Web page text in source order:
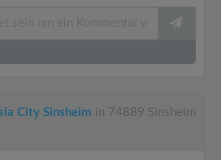
City Sinsheim in 74889 Sinsheim